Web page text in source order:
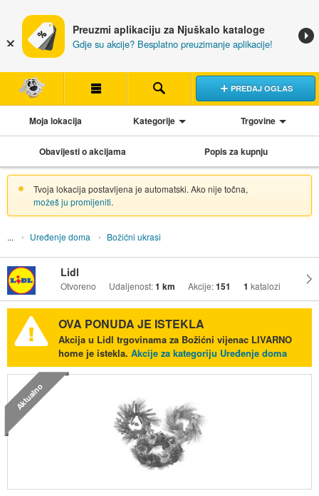
Preuzmi aplikaciju za Njuškalo kataloge
Gdje su akcije? Besplatno preuzimanje aplikacije!
PREDAJ OGLAS
Moja lokacija Kategorije Trgovine
Obavijesti o akcijama Popis za kupnju
Tvoja lokacija postavljena je automatski. Ako nije točna,
možeš ju promijeniti.
Uređenje doma Božićni ukrasi
Lidl
Otvoreno Udaljenost:1 km Akcije:151 1 katalozi
OVA PONUDA JE ISTEKLA
Akcija u Lidl trgovinama za Božićni vijenac LIVARNO
home je istekla. Akcije za kategoriju Uređenje doma
Aktualno